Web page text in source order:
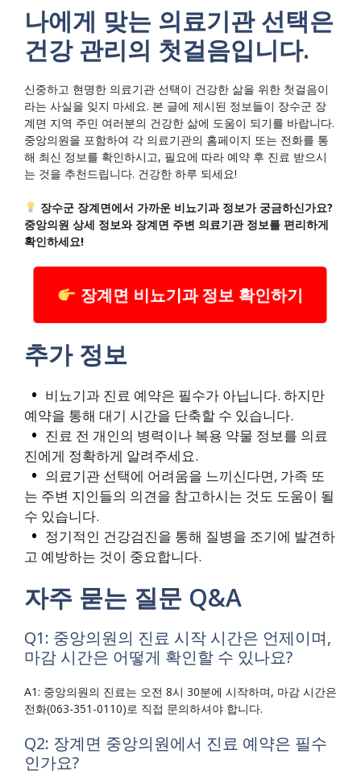
나에게 맞는 의료기관 선택은
건강 관리의 첫걸음입니다.
신중하고 현명한 의료기관 선택이 건강한 삶을 위한 첫걸음이
라는 사실을 잊지 마세요. 본 글에 제시된 정보들이 장수군 장
계면 지역 주민 여러분의 건강한 삶에 도움이 되기를 바랍니다.
중앙의원을 포함하여 각 의료기관의 홈페이지 또는 전화를 통
해 최신 정보를 확인하시고, 필요에 따라 예약 후 진료 받으시
는 것을 추천드립니다. 건강한 하루 되세요!
장수군 장계면에서 가까운 비뇨기과 정보가 궁금하신가요?
중앙의원 상세 정보와 장계면 주변 의료기관 정보를 편리하게
확인하세요!
장계면 비뇨기과 정보 확인하기
추가 정보
비뇨기과 진료 예약은 필수가 아닙니다. 하지만
예약을 통해 대기 시간을 단축할 수 있습니다.
진료 전 개인의 병력이나 복용 약물 정보를 의료
진에게 정확하게 알려주세요.
의료기관 선택에 어려움을 느끼신다면, 가족 또
는 주변 지인들의 의견을 참고하시는 것도 도움이 될
수 있습니다.
정기적인 건강검진을 통해 질병을 조기에 발견하
고 예방하는 것이 중요합니다.
자주 묻는 질문 Q&A
Q1: 중앙의원의 진료 시작 시간은 언제이며,
마감 시간은 어떻게 확인할 수 있나요?
A1: 중앙의원의 진료는 오전 8시 30분에 시작하며, 마감 시간은
전화(063-351-0110)로 직접 문의하셔야 합니다.
Q2: 장계면 중앙의원에서 진료 예약은 필수
인가요?